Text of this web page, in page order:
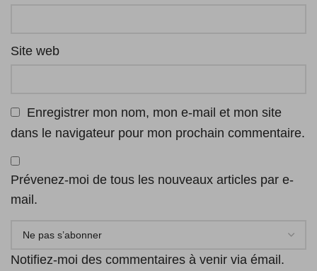
Site web
Enregistrer mon nom, mon e-mail et mon site
dans le navigateur pour mon prochain commentaire.
Prévenez-moi de tous les nouveaux articles par e-
mail.
Notifiez-moi des commentaires à venir via émail.